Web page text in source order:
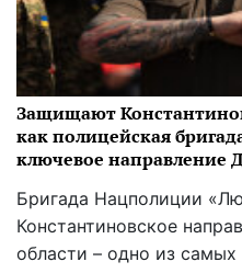
Защищают
как полицейская
ключевое направление
Бригада Нацполиции
Константиновское
области – одно из